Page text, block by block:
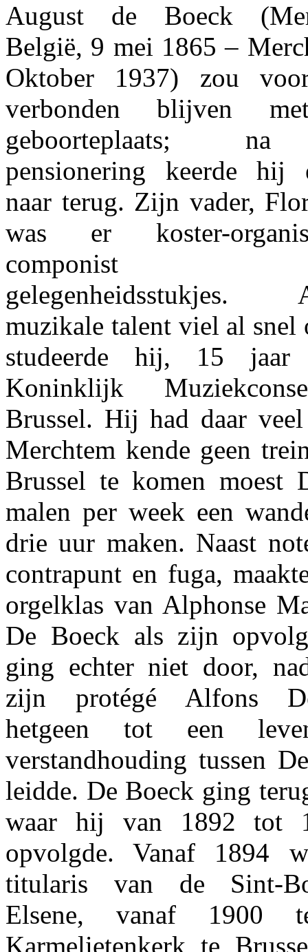
August de Boeck
België, 9 mei 1865 –
Oktober 1937) zou
verbonden blijven
geboorteplaats;
pensionering keerde hij
naar terug. Zijn vader,
was er koster-
componist
gelegenheidsstukjes.
muzikale talent viel al snel
studeerde hij, 15
Koninklijk
Brussel. Hij had daar
Merchtem kende geen
Brussel te komen moest
malen per week een
drie uur maken. Naast
contrapunt en fuga,
orgelklas van Alphonse
De Boeck als zijn
ging echter niet door,
zijn protégé Alfons
hetgeen tot een
verstandhouding tussen
leidde. De Boeck ging
waar hij van 1892 tot
opvolgde. Vanaf 1894
titularis van de Sint-
Elsene, vanaf 1900
Karmelietenkerk te